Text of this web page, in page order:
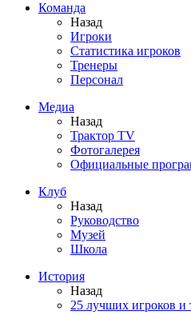
Команда
Назад
Игроки
Статистика игроков
Тренеры
Персонал
Медиа
Назад
Трактор TV
Фотогалерея
Официальные
Клуб
Назад
Руководство
Музей
Школа
История
Назад
25 лучших игроков и